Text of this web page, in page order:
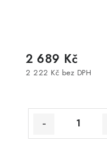
2 222 Kč bez DPH
2 689 Kč